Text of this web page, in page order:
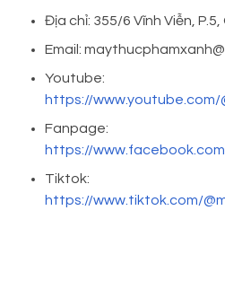
Địa chỉ: 355/6 Vĩnh Viễn, P.5,
Email:
Youtube:
https://www.youtube.com/
Fanpage:
https://
Tiktok:
https://www.tiktok.com/